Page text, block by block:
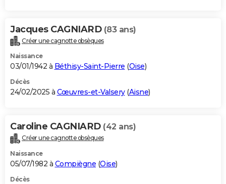
Jacques CAGNIARD (83 ans)
Créer une cagnotte obsèques
Naissance
03/01/1942 à Béthisy-Saint-Pierre (Oise)
Décès
24/02/2025 à Cœuvres-et-Valsery(Aisne)
Caroline CAGNIARD (42 ans)
Créer une cagnotte obsèques
Naissance
05/07/1982 à Compiègne (Oise)
Décès